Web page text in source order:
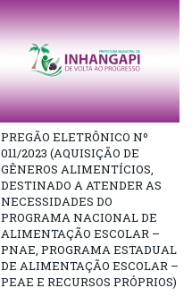
PREGÃO ELETRÔNICO Nº
011/2023 (AQUISIÇÃO DE
GÊNEROS ALIMENTÍCIOS,
DESTINADO A ATENDER AS
NECESSIDADES DO
PROGRAMA NACIONAL DE
ALIMENTAÇÃO ESCOLAR –
PNAE, PROGRAMA ESTADUAL
DE ALIMENTAÇÃO ESCOLAR –
PEAE E RECURSOS PRÓPRIOS)